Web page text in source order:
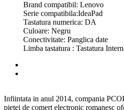
Brand compatibil: Lenovo
Serie compatibila:IdeaPad
Tastatura numerica: DA
Culoare: Negru
Conectivitate: Panglica date
Limba tastatura : Tastatura
Infiintata in anul 2014, compania
pietei de comert electronic romanesc